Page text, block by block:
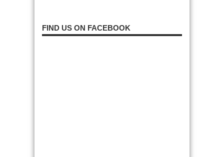
FIND US ON FACEBOOK